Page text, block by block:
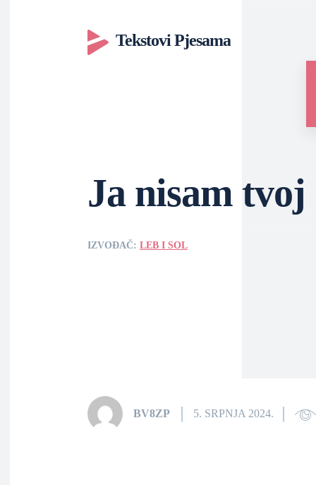
Tekstovi Pjesama
Ja nisam tvoj
IZVOĐAČ: LEB I SOL
BV8ZP 5. SRPNJA 2024.